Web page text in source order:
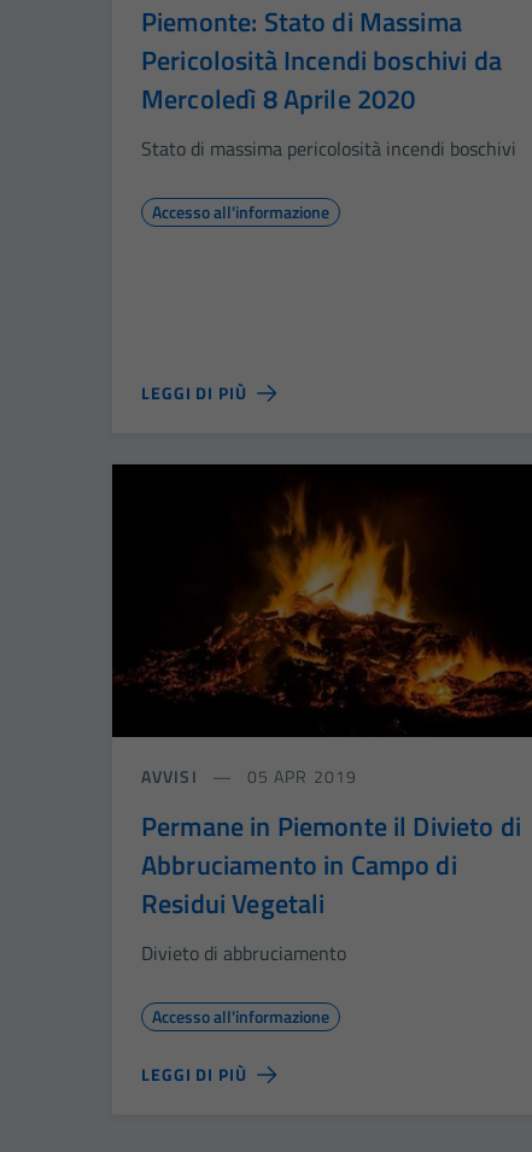
Piemonte: Stato di Massima
Pericolosità Incendi boschivi da
Mercoledì 8 Aprile 2020
Stato di massima pericolosità incendi boschivi
Accesso all'informazione
LEGGI DI PIÙ
AVVISI 05 APR 2019
Permane in Piemonte il Divieto di
Abbruciamento in Campo di
Residui Vegetali
Divieto di abbruciamento
Accesso all'informazione
LEGGI DI PIÙ